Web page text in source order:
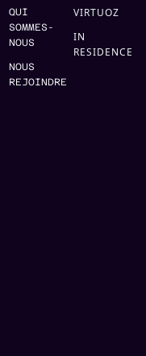
QUI
SOMMES-
NOUS
NOUS
REJOINDRE
VIRTUOZ
IN
RESIDENCE